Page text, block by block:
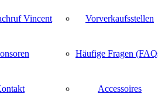
Vor­ver­kaufs­stel­len
Häu­fi­ge Fra­gen
Acces­soires
Vincent